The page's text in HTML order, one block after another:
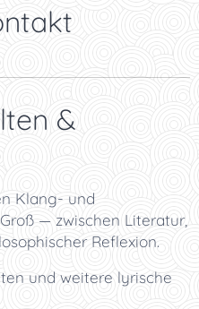
&
Klang- und
— zwischen Literatur,
Reflexion.
und weitere lyrische